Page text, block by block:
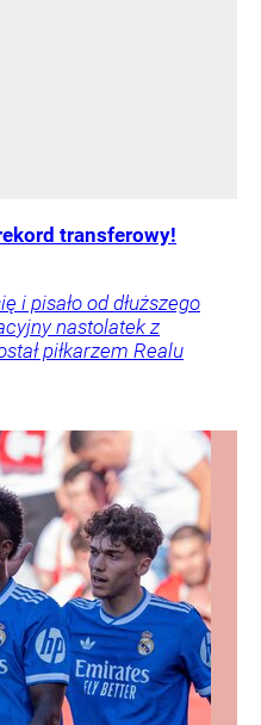
transferowy!
i pisało od dłuższego
nastolatek z
piłkarzem Realu